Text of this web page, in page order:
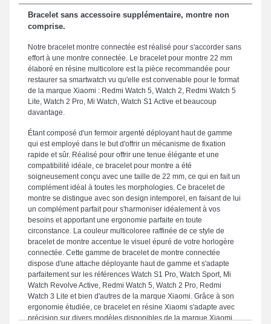
Bracelet sans accessoire supplémentaire, montre non
comprise.
Notre bracelet montre connectée est réalisé pour s'accorder sans
effort à une montre connectée. Le bracelet pour montre 22 mm
élaboré en résine multicolore est la pièce recommandée pour
restaurer sa smartwatch vu qu'elle est convenable pour le format
de la marque Xiaomi : Redmi Watch 5, Watch 2, Redmi Watch 5
Lite, Watch 2 Pro, Mi Watch, Watch S1 Active et beaucoup
davantage.
Étant composé d'un fermoir argenté déployant haut de gamme
qui est employé dans le but d'offrir un mécanisme de fixation
rapide et sûr. Réalisé pour offrir une tenue élégante et une
compatibilité idéale, ce bracelet pour montre a été
soigneusement conçu avec une taille de 22 mm, ce qui en fait un
complément idéal à toutes les morphologies. Ce bracelet de
montre se distingue avec son design intemporel, en faisant de lui
un complément parfait pour s'harmoniser idéalement à vos
besoins et apportant une ergonomie parfaite en toute
circonstance. La couleur multicoloree raffinée de ce style de
bracelet de montre accentue le visuel épuré de votre horlogère
connectée. Cette gamme de bracelet de montre connectée
dispose d'une attache déployante haut de gamme et s'adapte
parfaitement sur les références Watch S1 Pro, Watch Sport, Mi
Watch Revolve Active, Redmi Watch 5, Watch 2 Pro, Redmi
Watch 3 Lite et bien d'autres de la marque Xiaomi. Grâce à son
ergonomie étudiée, ce bracelet en résine Xiaomi s'adapte avec
précision sur divers modèles disponibles de la marque Xiaomi,